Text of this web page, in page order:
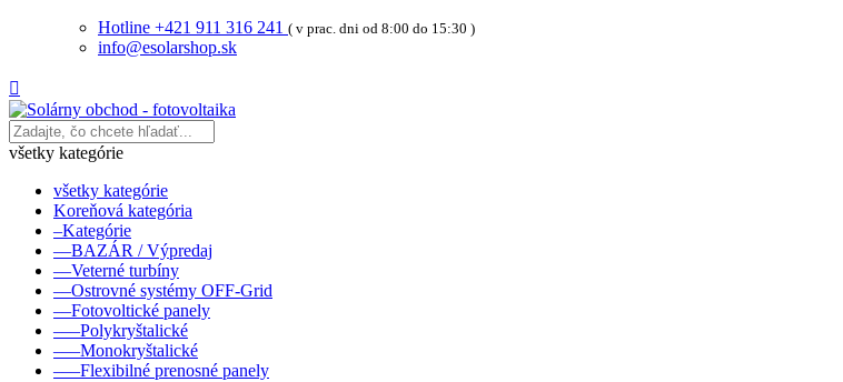
Hotline +421 911 316 241 ( v prac. dni od 8:00 do 15:30 )
info@esolarshop.sk

všetky kategórie
všetky kategórie
Koreňová kategória
–Kategórie
––BAZÁR / Výpredaj
––Veterné turbíny
––Ostrovné systémy OFF-Grid
––Fotovoltické panely
–––Polykryštalické
–––Monokryštalické
–––Flexibilné prenosné panely